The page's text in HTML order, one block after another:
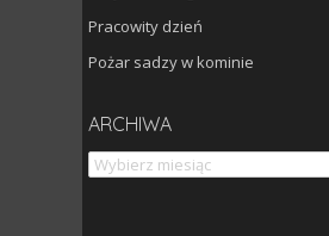
Pracowity dzień
Pożar sadzy w kominie
ARCHIWA
Archiwa